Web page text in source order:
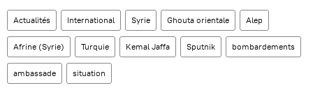
Actualités International Syrie Ghouta orientale Alep
Afrine (Syrie) Turquie Kemal Jaffa Sputnik bombardements
ambassade situation